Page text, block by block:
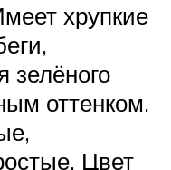
хрупкие
зелёного
оттенком.
Цвет